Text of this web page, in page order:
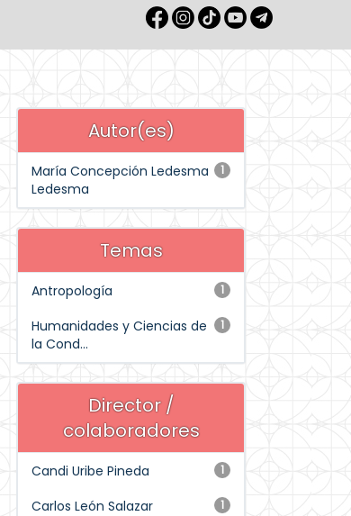
Autor(es)
1
María Concepción Ledesma
Ledesma
Temas
1
Antropología
1
Humanidades y Ciencias de
la Cond...
Director /
colaboradores
1
Candi Uribe Pineda
1
Carlos León Salazar